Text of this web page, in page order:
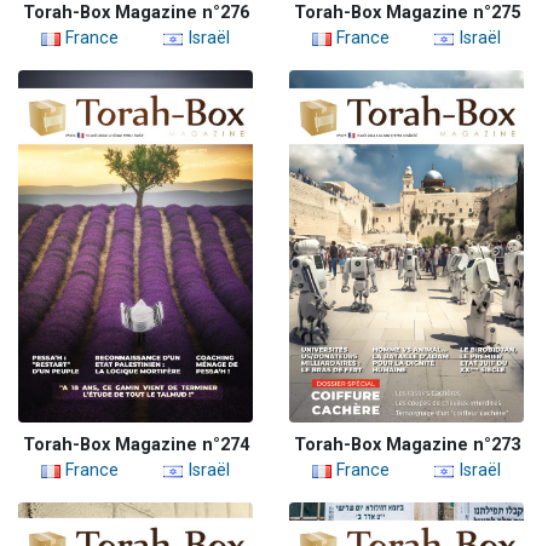
Torah-Box Magazine n°276
France
Israël
Torah-Box Magazine n°275
France
Israël
Torah-Box Magazine n°274
France
Israël
Torah-Box Magazine n°273
France
Israël